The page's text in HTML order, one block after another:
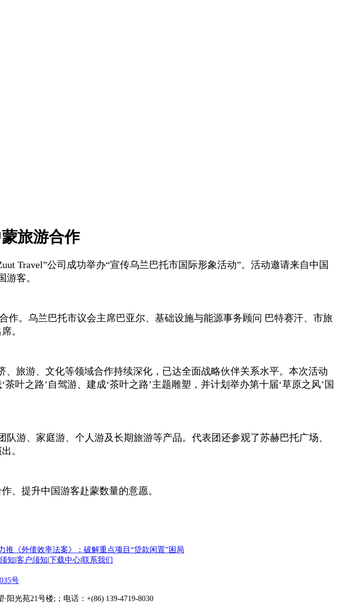
旅游合作
Travel”公司成功举办“宣传乌兰巴托市国际形象活动”。活动邀请来自中国
客。
作。乌兰巴托市议会主席巴亚尔、基础设施与能源事务顾问 巴特赛汗、市旅
。
、旅游、文化等领域合作持续深化，已达全面战略伙伴关系水平。本次活动
叶之路’自驾游、建成‘茶叶之路’主题雕塑，并计划举办第十届‘草原之风’国
游、家庭游、个人游及长期旅游等产品。代表团还参观了苏赫巴托广场、
。
、提升中国游客赴蒙数量的意愿。
推《外债效率法案》：破解重点项目“贷款闲置”困局
知 客户须知 下载中心联系我们
号
光苑21号楼;；电话：+(86) 139-4719-8030